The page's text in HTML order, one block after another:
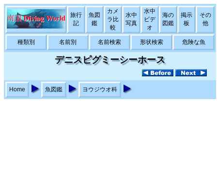
旅行
記
魚図
鑑
カメ
ラ比
較
水中
写真
水中
ビデ
オ
海の
図鑑
掲示
板
その
他
種類別 名前別 名前検索 形状検索 危険な魚
デニスピグミーシーホース
Home 魚図鑑 ヨウジウオ科